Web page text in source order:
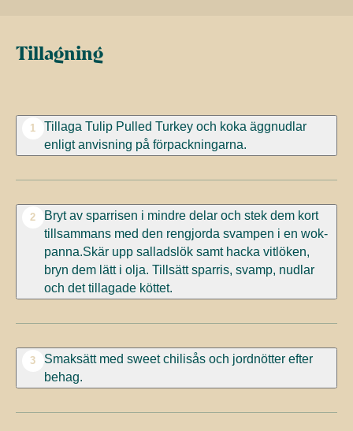
Tillagning
1
Tillaga Tulip Pulled Turkey och koka äggnudlar
enligt anvisning på förpackningarna.
2
Bryt av sparrisen i mindre delar och stek dem kort
tillsammans med den rengjorda svampen i en wok-
panna.Skär upp salladslök samt hacka vitlöken,
bryn dem lätt i olja. Tillsätt sparris, svamp, nudlar
och det tillagade köttet.
3
Smaksätt med sweet chilisås och jordnötter efter
behag.